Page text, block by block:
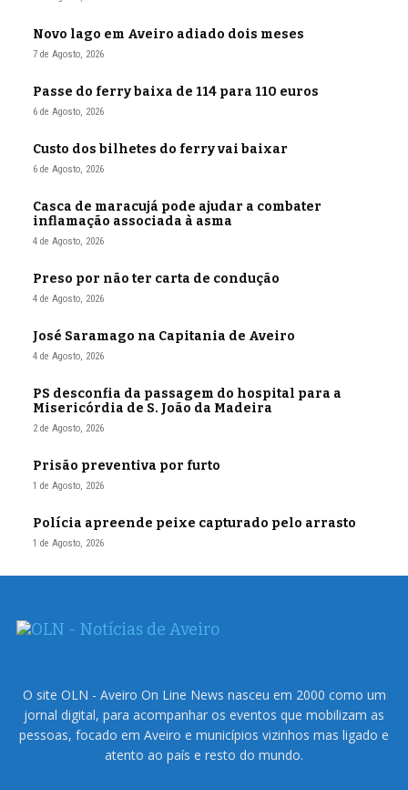
Novo lago em Aveiro adiado dois meses
7 de Agosto, 2026
Passe do ferry baixa de 114 para 110 euros
6 de Agosto, 2026
Custo dos bilhetes do ferry vai baixar
6 de Agosto, 2026
Casca de maracujá pode ajudar a combater
inflamação associada à asma
4 de Agosto, 2026
Preso por não ter carta de condução
4 de Agosto, 2026
José Saramago na Capitania de Aveiro
4 de Agosto, 2026
PS desconfia da passagem do hospital para a
Misericórdia de S. João da Madeira
2 de Agosto, 2026
Prisão preventiva por furto
1 de Agosto, 2026
Polícia apreende peixe capturado pelo arrasto
1 de Agosto, 2026
O site OLN - Aveiro On Line News nasceu em 2000 como um
jornal digital, para acompanhar os eventos que mobilizam as
pessoas, focado em Aveiro e municípios vizinhos mas ligado e
atento ao país e resto do mundo.